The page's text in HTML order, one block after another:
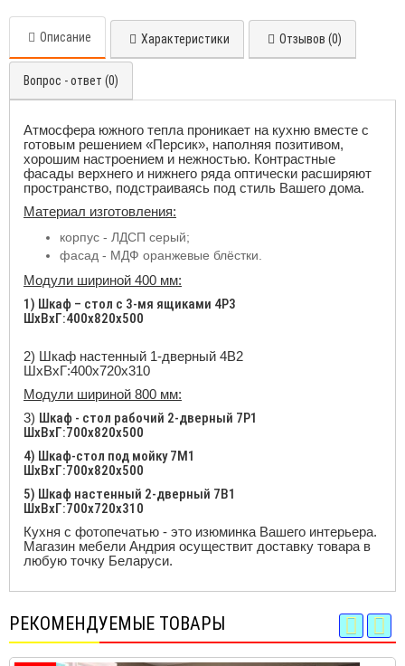
Описание Характеристики Отзывов (0)
Вопрос - ответ (0)
Атмосфера южного тепла проникает на кухню вместе с
готовым решением «Персик», наполняя позитивом,
хорошим настроением и нежностью. Контрастные
фасады верхнего и нижнего ряда оптически расширяют
пространство, подстраиваясь под стиль Вашего дома.
Материал изготовления:
корпус - ЛДСП серый;
фасад - МДФ оранжевые блёстки.
Модули шириной 400 мм:
1) Шкаф – стол с 3-мя ящиками 4Р3
ШхВхГ:400x820x500
2) Шкаф настенный 1-дверный 4В2
ШхВхГ:400x720x310
Модули шириной 800 мм:
3) Шкаф - стол рабочий 2-дверный 7Р1
ШхВхГ:700x820x500
4) Шкаф-стол под мойку 7М1
ШхВхГ:700x820x500
5) Шкаф настенный 2-дверный 7В1
ШхВхГ:700x720x310
Кухня с фотопечатью - это изюминка Вашего интерьера.
Магазин мебели Андрия осуществит доставку товара в
любую точку Беларуси.
РЕКОМЕНДУЕМЫЕ ТОВАРЫ